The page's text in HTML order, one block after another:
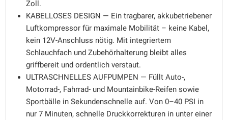
Zoll.
KABELLOSES DESIGN — Ein tragbarer, akkubetriebener
Luftkompressor für maximale Mobilität – keine Kabel,
kein 12V-Anschluss nötig. Mit integriertem
Schlauchfach und Zubehörhalterung bleibt alles
griffbereit und ordentlich verstaut.
ULTRASCHNELLES AUFPUMPEN — Füllt Auto-,
Motorrad-, Fahrrad- und Mountainbike-Reifen sowie
Sportbälle in Sekundenschnelle auf. Von 0–40 PSI in
nur 7 Minuten, schnelle Druckkorrekturen in unter einer